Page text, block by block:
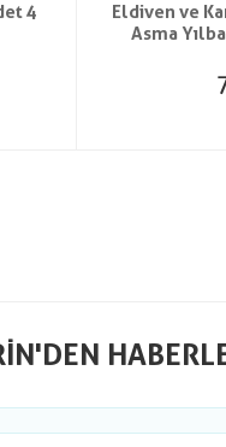
4
Eldiven ve
Asma